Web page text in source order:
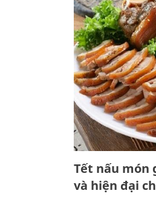
Tết nấu món
và hiện đại